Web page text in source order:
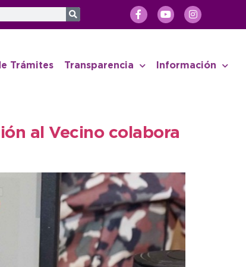
Trámites Transparencia Información
al Vecino colabora